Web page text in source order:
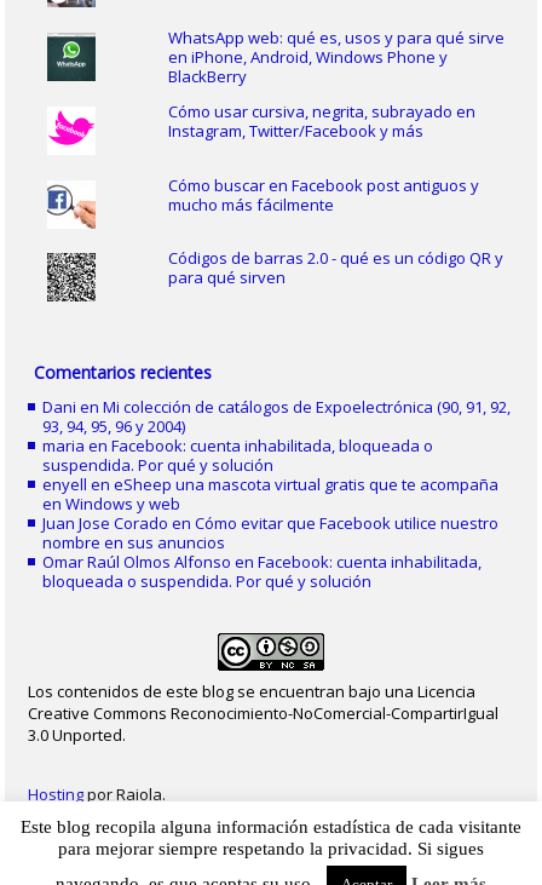
WhatsApp web: qué es, usos y para qué sirve
en iPhone, Android, Windows Phone y
BlackBerry
Cómo usar cursiva, negrita, subrayado en
Instagram, Twitter/Facebook y más
Cómo buscar en Facebook post antiguos y
mucho más fácilmente
Códigos de barras 2.0 - qué es un código QR y
para qué sirven
Comentarios recientes
Dani enMi colección de catálogos de Expoelectrónica (90, 91, 92,
93, 94, 95, 96 y 2004)
maria enFacebook: cuenta inhabilitada, bloqueada o
suspendida. Por qué y solución
enyell eneSheep una mascota virtual gratis que te acompaña
en Windows y web
Juan Jose Corado enCómo evitar que Facebook utilice nuestro
nombre en sus anuncios
Omar Raúl Olmos Alfonso enFacebook: cuenta inhabilitada,
bloqueada o suspendida. Por qué y solución
Los contenidos de este blog se encuentran bajo una Licencia
Creative Commons Reconocimiento-NoComercial-CompartirIgual
3.0 Unported.
Hostingpor Raiola.
2023 - Christian Delgado von Eitzen|Inicio | Contacto | Mapa web|Aviso legal
|
Privacidad Cookies
Este blog recopila alguna información estadística de cada visitante
para mejorar siempre respetando la privacidad. Si sigues